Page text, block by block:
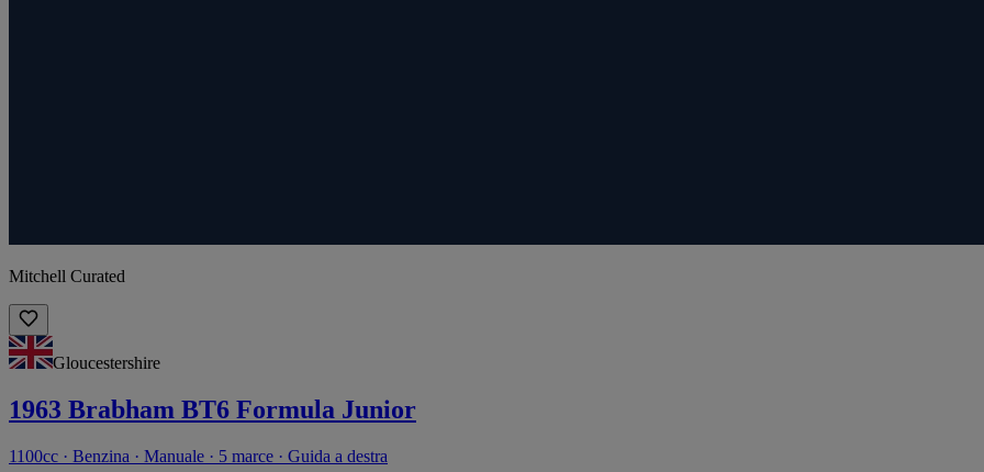
Mitchell Curated
Gloucestershire
1963 Brabham BT6 Formula Junior
1100cc · Benzina · Manuale · 5 marce · Guida a destra